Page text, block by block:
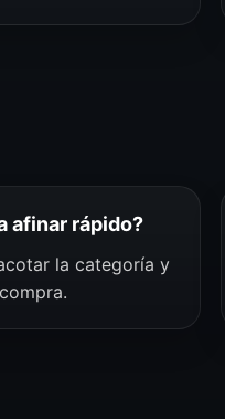
afinar rápido?
la categoría y